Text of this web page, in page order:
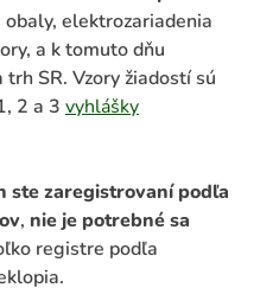
obaly, elektrozariadenia
a k tomuto dňu
SR. Vzory žiadostí sú
2 a 3 vyhlášky
ste zaregistrovaní podľa
, nie je potrebné sa
registre podľa